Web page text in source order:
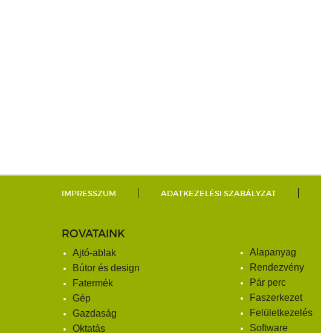
IMPRESSZUM ADATKEZELÉSI SZABÁLYZAT
ROVATAINK
Ajtó-ablak
Bútor és design
Fatermék
Gép
Gazdaság
Oktatás
Alapanyag
Rendezvény
Pár perc
Faszerkezet
Felületkezelés
Software